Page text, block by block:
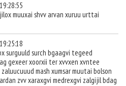
muuxai shvv arvan xuruu urttai
surguuld surch bgaagvi tegeed
gexeer xoorxii ter xvvxen xvntee
mash xumsar muutai bolson
zvv xaraxgvi medrexgvi zalgijil bdag